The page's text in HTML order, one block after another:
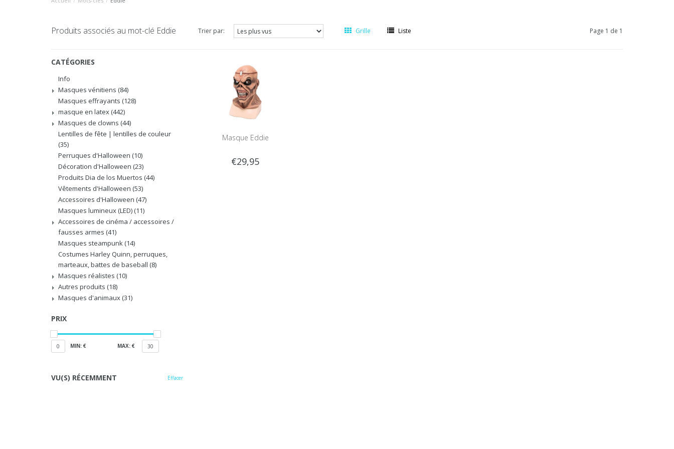
Produits associés au mot-clé Eddie Trier par: Grille Liste Page 1 de 1
CATÉGORIES
Info
Masques vénitiens (84)
Masques effrayants (128)
masque en latex (442)
Masques de clowns (44)
Lentilles de fête | lentilles de couleur
(35)
Perruques d'Halloween (10)
Décoration d'Halloween (23)
Produits Dia de los Muertos (44)
Vêtements d'Halloween (53)
Accessoires d'Halloween (47)
Masques lumineux (LED) (11)
Accessoires de cinéma / accessoires /
fausses armes (41)
Masques steampunk (14)
Costumes Harley Quinn, perruques,
marteaux, battes de baseball (8)
Masques réalistes (10)
Autres produits (18)
Masques d'animaux (31)
PRIX
0 MIN: € MAX: € 30
VU(S) RÉCEMMENT Effacer
Masque Eddie
€29,95